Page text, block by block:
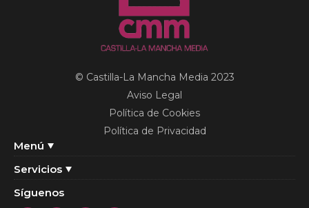
Menú
Servicios
© Castilla-La Mancha Media 2023
Aviso Legal
Política de Cookies
Política de Privacidad
Síguenos